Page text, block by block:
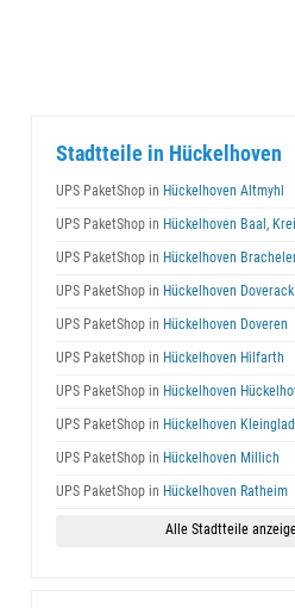
Stadtteile in Hückelhoven
UPS PaketShop in Hückelhoven Altmyhl
UPS PaketShop in Hückelhoven Baal,
UPS PaketShop in Hückelhoven
UPS PaketShop in Hückelhoven Doverack
UPS PaketShop in Hückelhoven Doveren
UPS PaketShop in Hückelhoven Hilfarth
UPS PaketShop in Hückelhoven
UPS PaketShop in Hückelhoven
UPS PaketShop in Hückelhoven Millich
UPS PaketShop in Hückelhoven Ratheim
Alle Stadtteile